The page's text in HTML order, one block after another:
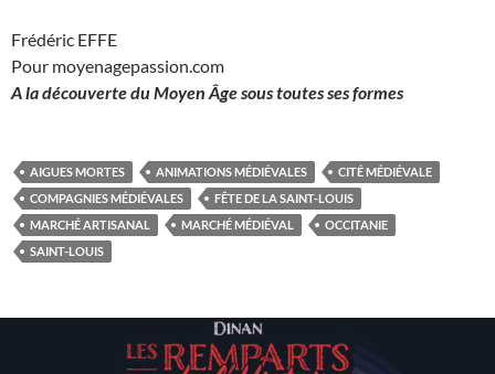
Frédéric EFFE
Pour moyenagepassion.com
A la découverte du Moyen Âge sous toutes ses formes
AIGUES MORTES ANIMATIONS MÉDIÉVALES
CITÉ MÉDIÉVALE
COMPAGNIES MÉDIÉVALES
FÊTE DE LA SAINT-LOUIS
MARCHÉ ARTISANAL
MARCHÉ MÉDIÉVAL
OCCITANIE
SAINT-LOUIS